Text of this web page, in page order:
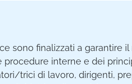
sono finalizzati a garantire
procedure interne e dei
trici di lavoro, dirigenti,